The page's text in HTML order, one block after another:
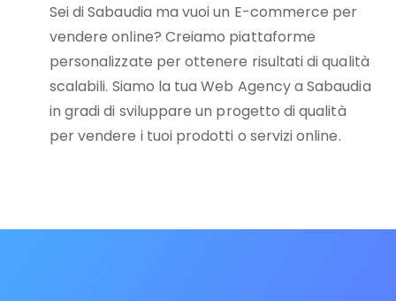
Sei di Sabaudia ma vuoi un E-commerce per
vendere online? Creiamo piattaforme
personalizzate per ottenere risultati di qualità
scalabili. Siamo la tua Web Agency a Sabaudia
in gradi di sviluppare un progetto di qualità
per vendere i tuoi prodotti o servizi online.